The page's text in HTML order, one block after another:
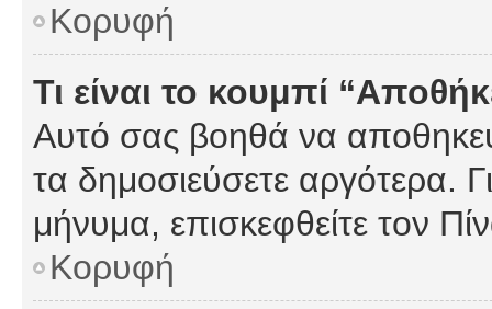
Κορυφή
Τι είναι το κουμπί
Αυτό σας βοηθά να
τα δημοσιεύσετε αργότερα.
μήνυμα, επισκεφθείτε τον
Κορυφή